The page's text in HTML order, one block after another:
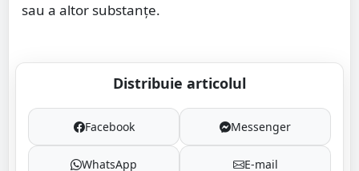
sau a altor substanțe.
Distribuie articolul
Facebook Messenger
WhatsApp E-mail